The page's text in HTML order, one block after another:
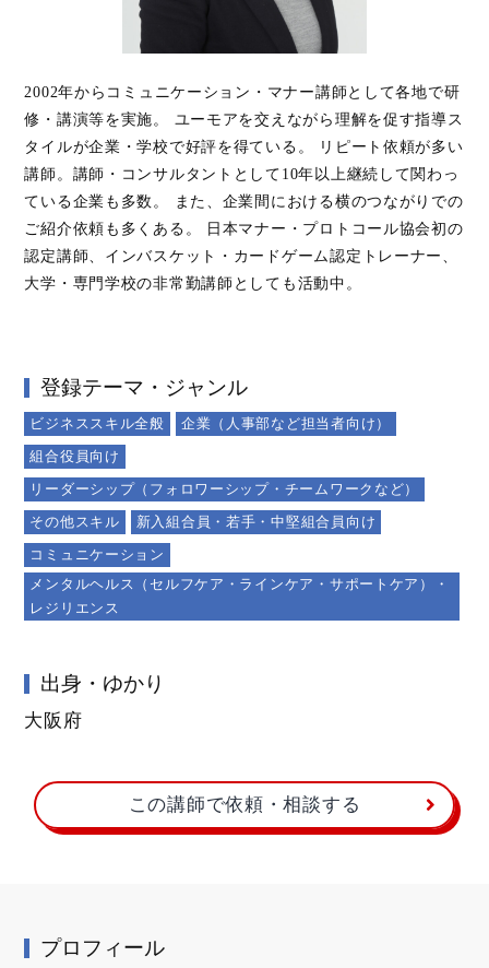
2002年からコミュニケーション・マナー講師として各地で研
修・講演等を実施。 ユーモアを交えながら理解を促す指導ス
タイルが企業・学校で好評を得ている。 リピート依頼が多い
講師。講師・コンサルタントとして10年以上継続して関わっ
ている企業も多数。 また、企業間における横のつながりでの
ご紹介依頼も多くある。 日本マナー・プロトコール協会初の
認定講師、インバスケット・カードゲーム認定トレーナー、
大学・専門学校の非常勤講師としても活動中。
登録テーマ・ジャンル
ビジネススキル全般
企業（人事部など担当者向け）
組合役員向け
リーダーシップ（フォロワーシップ・チームワークなど）
その他スキル
新入組合員・若手・中堅組合員向け
コミュニケーション
メンタルヘルス（セルフケア・ラインケア・サポートケア）・
レジリエンス
出身・ゆかり
大阪府
この講師で依頼・相談する
プロフィール